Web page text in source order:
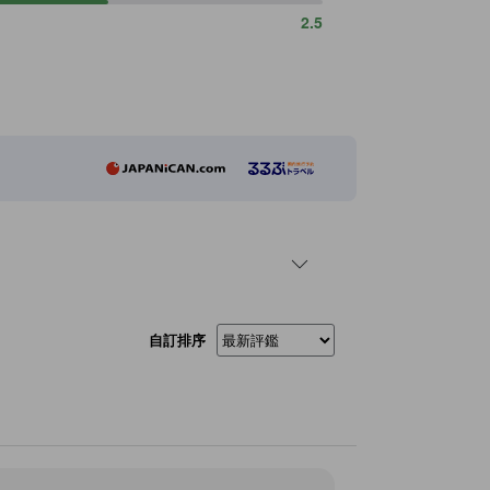
2.5
自訂排序